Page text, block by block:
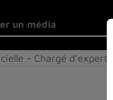
- Chargé d’experti…